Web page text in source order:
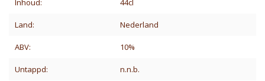
Inhoud: 44cl
Land: Nederland
ABV: 10%
Untappd: n.n.b.